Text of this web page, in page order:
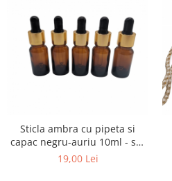
Sticla ambra cu pipeta si
capac negru-auriu 10ml - set
5 buc
19,00 Lei